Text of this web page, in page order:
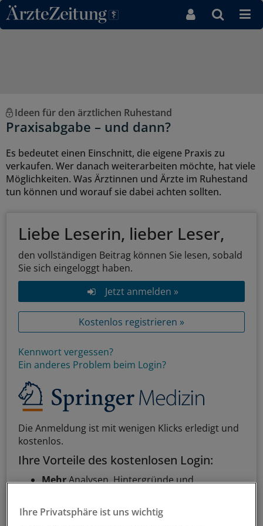
Direkt zum Inhaltsbereich
Ideen für den ärztlichen Ruhestand
Praxisabgabe – und dann?
Es bedeutet einen Einschnitt, die eigene Praxis zu
verkaufen. Wer danach weiterarbeiten möchte, hat viele
Möglichkeiten. Was Ärztinnen und Ärzte im Ruhestand
tun können und worauf sie dabei achten sollten.
Liebe Leserin, lieber Leser,
den vollständigen Beitrag können Sie lesen, sobald
Sie sich eingeloggt haben.
Jetzt anmelden »
Kostenlos registrieren »
Kennwort vergessen?
Ein anderes Problem beim Login?
Die Anmeldung ist mit wenigen Klicks erledigt und
kostenlos.
Ihre Vorteile des kostenlosen Login:
MehrAnalysen, Hintergründe und
ExklusiveInterviews und Praxis-Tipps
Zugriff auf alle medizinischen Berichte und
Ihre Privatsphäre ist uns wichtig